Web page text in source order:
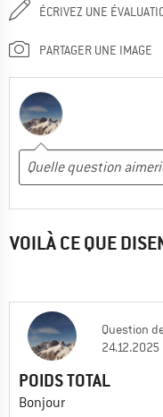
ÉCRIVEZ UNE
PARTAGER UNE IMAGE
VOILÀ CE QUE
Question
24.12.2025
POIDS TOTAL
Bonjour